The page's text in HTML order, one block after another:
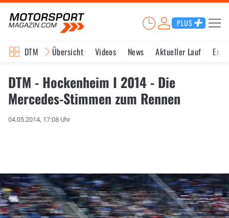
PLUS
DTM Übersicht Videos News Aktueller Lauf
DTM - Hockenheim I 2014 - Die
Mercedes-Stimmen zum Rennen
04.05.2014, 17:08 Uhr